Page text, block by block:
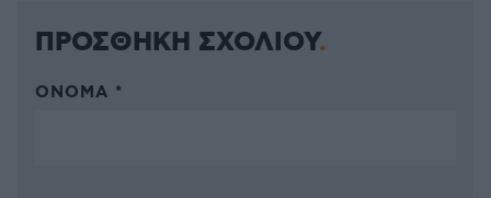
ΠΡΟΣΘΗΚΗ ΣΧΟΛΙΟΥ
ΌΝΟΜΑ *